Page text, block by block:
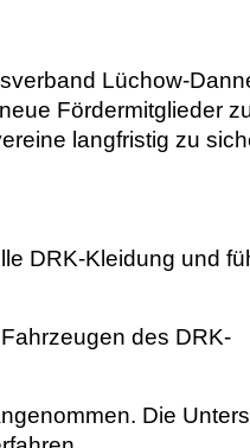
Lüchow-
Fördermitglieder
langfristig zu
DRK-Kleidung und
des DRK-
Die